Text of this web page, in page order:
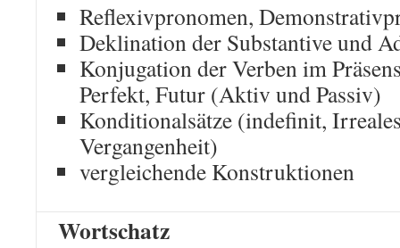
Reflexivpronomen,
Deklination der Substantive und
Konjugation der Verben im
Perfekt, Futur (Aktiv und Passiv)
Konditionalsätze (indefinit,
Vergangenheit)
vergleichende Konstruktionen
Wortschatz